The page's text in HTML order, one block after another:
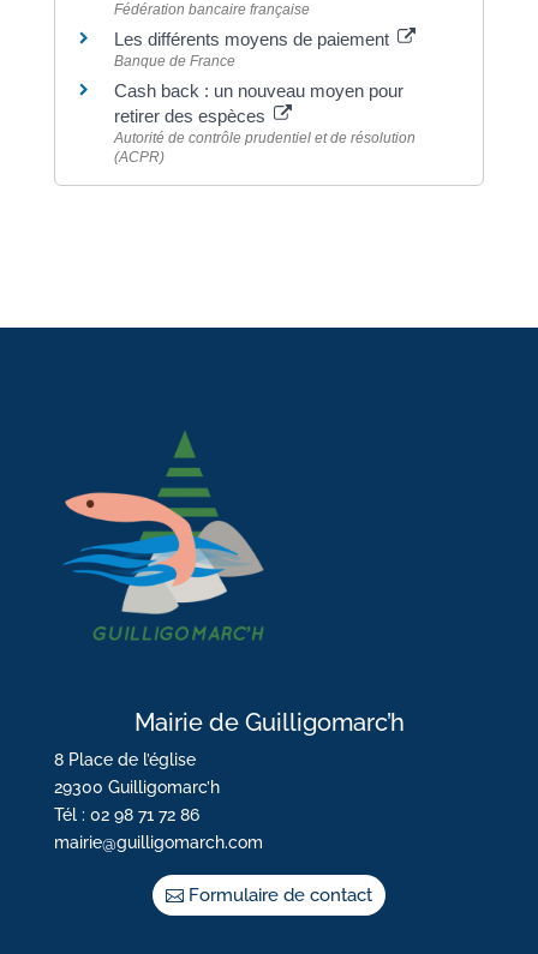
Fédération bancaire française
Les différents moyens de paiement
Banque de France
Cash back : un nouveau moyen pour
retirer des espèces
Autorité de contrôle prudentiel et de résolution
(ACPR)
Mairie de Guilligomarc’h
8 Place de l’église
29300 Guilligomarc’h
Tél : 02 98 71 72 86
mairie@guilligomarch.com
Formulaire de contact